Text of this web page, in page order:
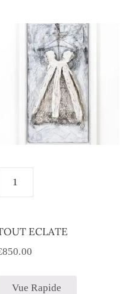
ECLATE
850.00
Vue Rapide